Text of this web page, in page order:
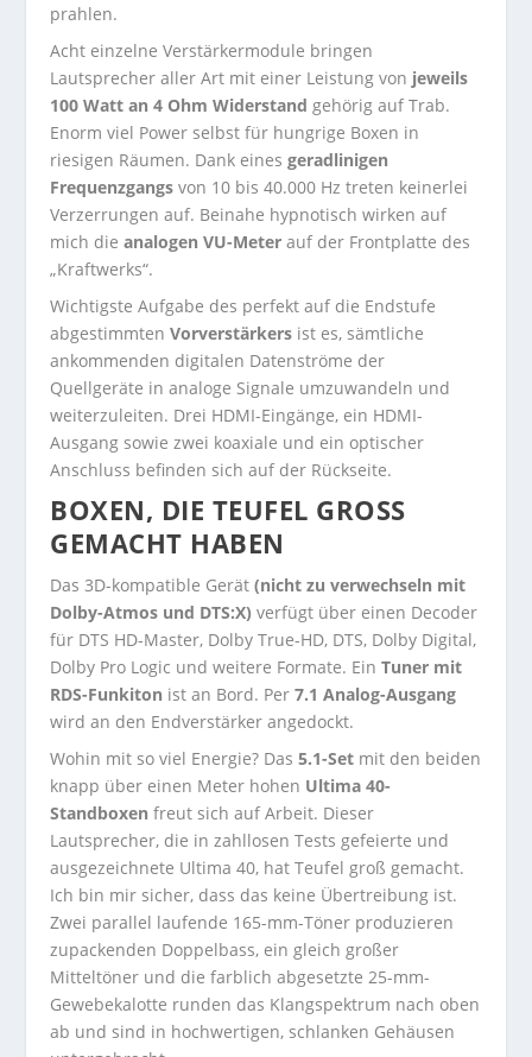
prahlen.
Acht einzelne Verstärkermodule bringen
Lautsprecher aller Art mit einer Leistung von jeweils
100 Watt an 4 Ohm Widerstand gehörig auf Trab.
Enorm viel Power selbst für hungrige Boxen in
riesigen Räumen. Dank einesgeradlinigen
Frequenzgangs von 10 bis 40.000 Hz treten keinerlei
Verzerrungen auf. Beinahe hypnotisch wirken auf
mich dieanalogen VU-Meter auf der Frontplatte des
„Kraftwerks“.
Wichtigste Aufgabe des perfekt auf die Endstufe
abgestimmtenVorverstärkers ist es, sämtliche
ankommenden digitalen Datenströme der
Quellgeräte in analoge Signale umzuwandeln und
weiterzuleiten. Drei HDMI-Eingänge, ein HDMI-
Ausgang sowie zwei koaxiale und ein optischer
Anschluss befinden sich auf der Rückseite.
BOXEN, DIE TEUFEL GROSS G
EMACHT HABEN
Das 3D-kompatible Gerät(nicht zu verwechseln mit
Dolby-Atmos und DTS:X) verfügt über einen Decoder
für DTS HD-Master, Dolby True-HD, DTS, Dolby Digital,
Dolby Pro Logic und weitere Formate. EinTuner mit
RDS-Funkiton ist an Bord. Per 7.1 Analog-Ausgang
wird an den Endverstärker angedockt.
Wohin mit so viel Energie? Das5.1-Set mit den beiden
knapp über einen Meter hohen Ultima 40-
Standboxen freut sich auf Arbeit. Dieser
Lautsprecher, die in zahllosen Tests gefeierte und
ausgezeichnete Ultima 40, hat Teufel groß gemacht.
Ich bin mir sicher, dass das keine Übertreibung ist.
Zwei parallel laufende 165-mm-Töner produzieren
zupackenden Doppelbass, ein gleich großer
Mitteltöner und die farblich abgesetzte 25-mm-
Gewebekalotte runden das Klangspektrum nach oben
ab und sind in hochwertigen, schlanken Gehäusen